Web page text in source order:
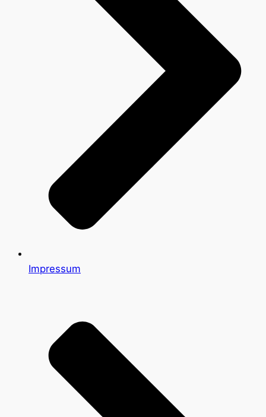
Impressum